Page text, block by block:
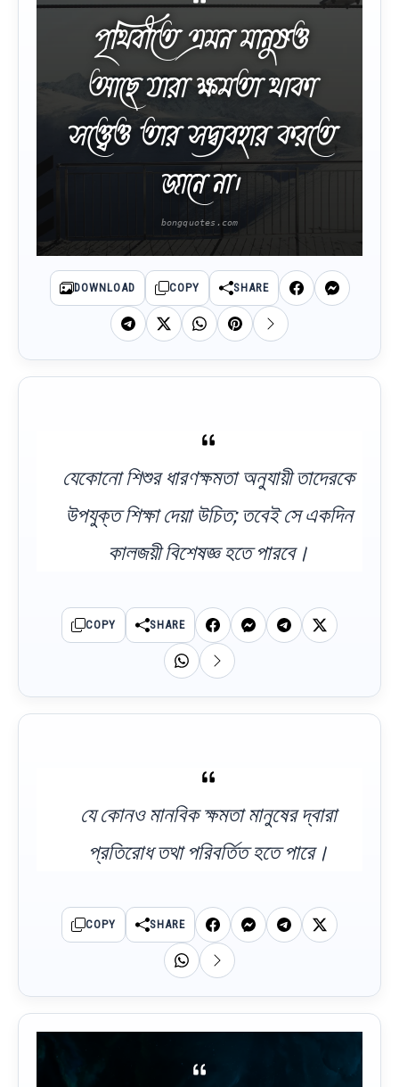
পৃথিবীতে এমন মানুষও
আছে যারা ক্ষমতা থাকা
সত্ত্বেও তার সদ্ব্যবহার করতে
জানে না।
DOWNLOAD COPY SHARE
যেকোনো শিশুর ধারণক্ষমতা অনুযায়ী তাদেরকে
উপযুক্ত শিক্ষা দেয়া উচিত; তবেই সে একদিন
কালজয়ী বিশেষজ্ঞ হতে পারবে।
COPY SHARE
যে কোনও মানবিক ক্ষমতা মানুষের দ্বারা
প্রতিরোধ তথা পরিবর্তিত হতে পারে।
COPY SHARE